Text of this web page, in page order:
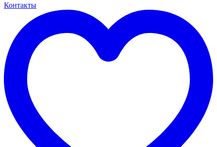
Контакты